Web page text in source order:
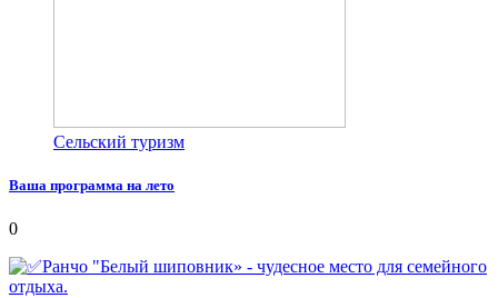
Сельский туризм
Ваша программа на лето
0
Ранчо "Белый шиповник» - чудесное место для семейного
отдыха.